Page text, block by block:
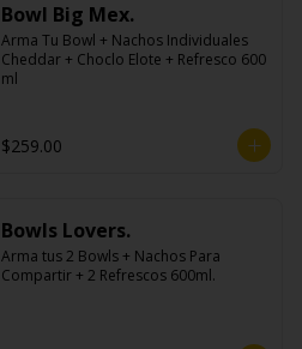
Bowl Big Mex.
Arma Tu Bowl + Nachos Individuales
Cheddar + Choclo Elote + Refresco 600
ml
$259.00
Bowls Lovers.
Arma tus 2 Bowls + Nachos Para
Compartir + 2 Refrescos 600ml.